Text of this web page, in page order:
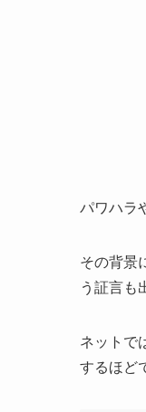
パワハラ
その背景
う証言も
ネットで
するほど